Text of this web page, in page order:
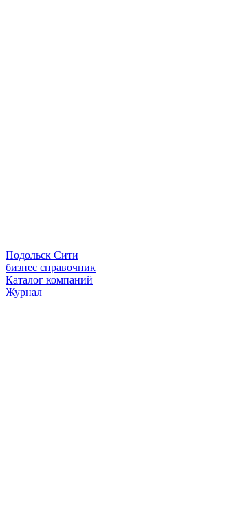
Подольск Сити
бизнес справочник
Каталог компаний
Журнал